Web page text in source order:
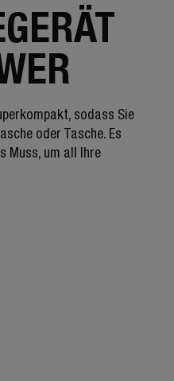
sodass Sie
oder Tasche. Es
Muss, um all Ihre